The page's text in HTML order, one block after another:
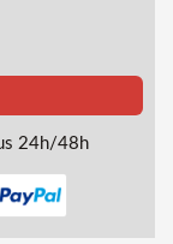
24h/48h